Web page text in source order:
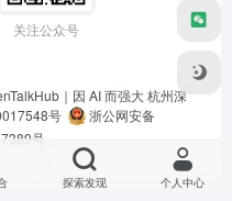
关注公众号
｜因 AI 而强大 杭州深
号
浙公网安备
号
探索发现 个人中心